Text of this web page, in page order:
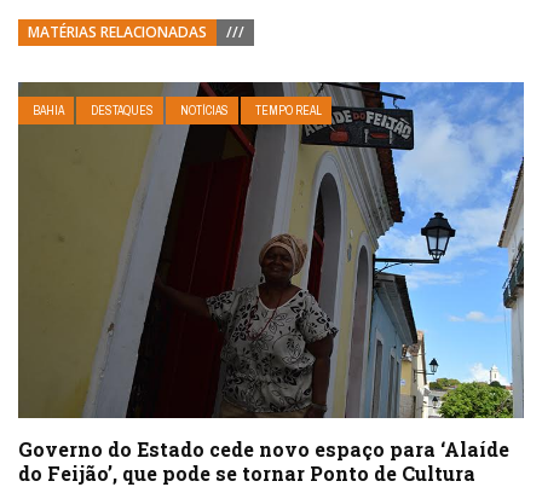
MATÉRIAS RELACIONADAS ///
BAHIA DESTAQUES NOTÍCIAS TEMPO REAL
Governo do Estado cede novo espaço para ‘Alaíde
do Feijão’, que pode se tornar Ponto de Cultura